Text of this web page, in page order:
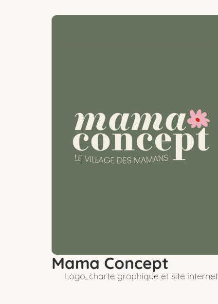
Mama Concept
Logo, charte graphique et site internet